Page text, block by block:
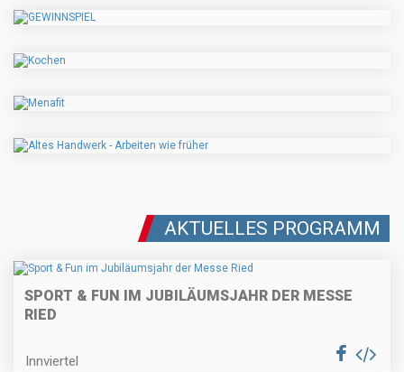
AKTUELLES PROGRAMM
SPORT & FUN IM JUBILÄUMSJAHR DER MESSE
RIED
Innviertel